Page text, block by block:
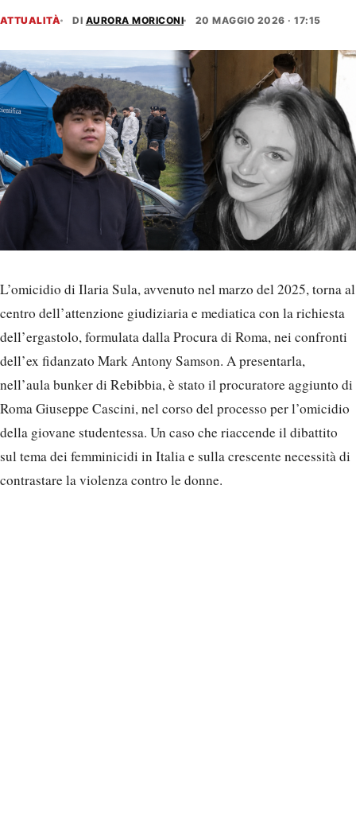
ATTUALITÀ DI AURORA MORICONI 20 MAGGIO 2026 · 17:15
L’omicidio di Ilaria Sula, avvenuto nel marzo del 2025, torna al
centro dell’attenzione giudiziaria e mediatica con la richiesta
dell’ergastolo, formulata dalla Procura di Roma, nei confronti
dell’ex fidanzato Mark Antony Samson. A presentarla,
nell’aula bunker di Rebibbia, è stato il procuratore aggiunto di
Roma Giuseppe Cascini, nel corso del processo per l’omicidio
della giovane studentessa. Un caso che riaccende il dibattito
sul tema dei femminicidi in Italia e sulla crescente necessità di
contrastare la violenza contro le donne.